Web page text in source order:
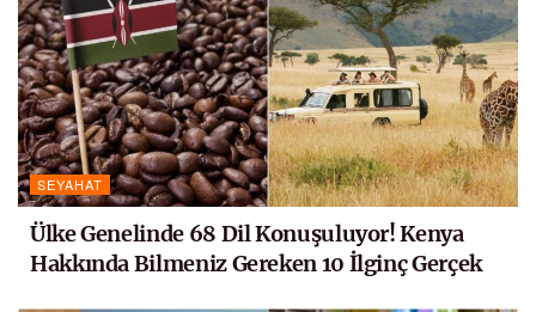
SEYAHAT
Ülke Genelinde 68 Dil Konuşuluyor! Kenya
Hakkında Bilmeniz Gereken 10 İlginç Gerçek